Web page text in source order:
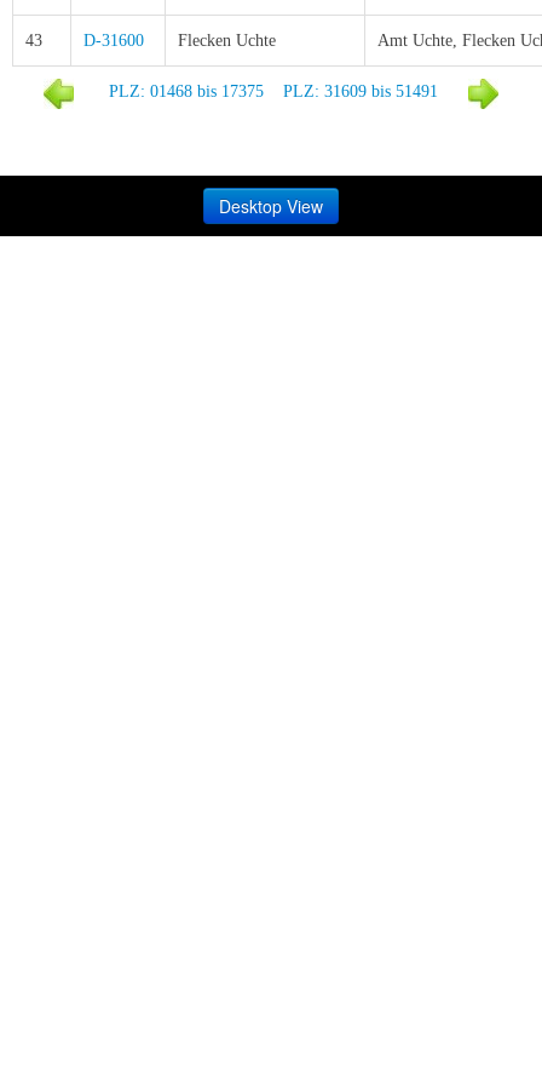
43 D-31600 Flecken Uchte Amt Uchte, Flecken
PLZ: 01468 bis 17375 PLZ: 31609 bis 51491
Desktop View